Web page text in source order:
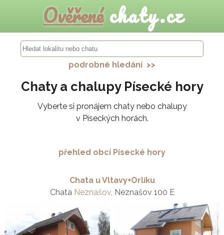
Ověřenéchaty.cz
podrobné hledání >>
Chaty a chalupy Písecké hory
Vyberte si pronájem chaty nebo chalupy
v Píseckých horách.
přehled obcí Písecké hory
Chata u Vltavy+Orlíku
Chata Neznašov, Neznašov 100 E